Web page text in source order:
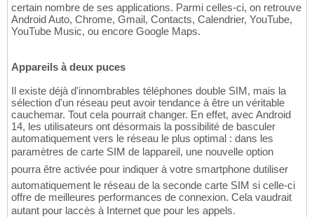
certain nombre de ses applications. Parmi celles-ci, on retrouve
Android Auto, Chrome, Gmail, Contacts, Calendrier, YouTube,
YouTube Music, ou encore Google Maps.
Appareils à deux puces
Il existe déjà d'innombrables téléphones double SIM, mais la
sélection d'un réseau peut avoir tendance à être un véritable
cauchemar. Tout cela pourrait changer. En effet, avec Android
14, les utilisateurs ont désormais la possibilité de basculer
automatiquement vers le réseau le plus optimal : dans les
paramètres de carte SIM de lappareil, une nouvelle option
pourra être activée pour indiquer à votre smartphone dutiliser
automatiquement le réseau de la seconde carte SIM si celle-ci
offre de meilleures performances de connexion. Cela vaudrait
autant pour laccès à Internet que pour les appels.